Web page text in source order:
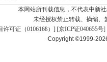
本网站所刊载信息，不代表中新
未经授权禁止转载、摘编、
可证（0106168） ] [京ICP证040655号]
Copyright ©1999-